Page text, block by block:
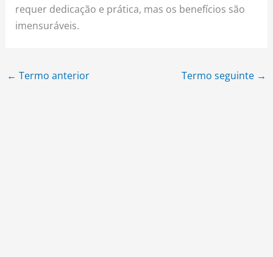
requer dedicação e prática, mas os benefícios são
imensuráveis.
← Termo anterior Termo seguinte →